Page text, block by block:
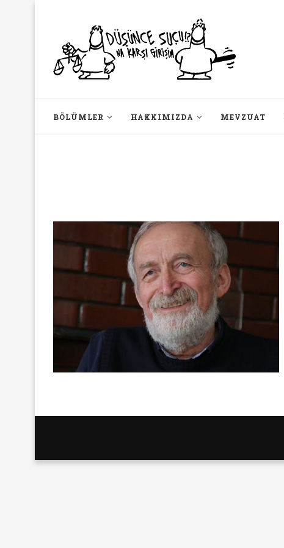
BÖLÜMLER HAKKIMIZDA MEVZUAT